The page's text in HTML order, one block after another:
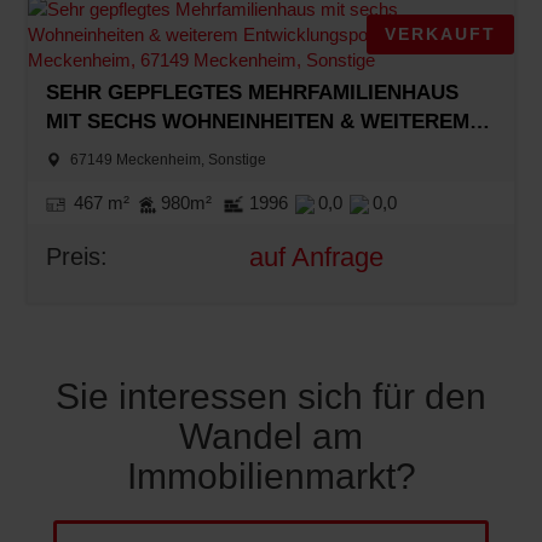
VERKAUFT
SEHR GEPFLEGTES MEHRFAMILIENHAUS
MIT SECHS WOHNEINHEITEN & WEITEREM
ENTWICKLUNGSPOTENZIAL IN MECKENHEIM
67149 Meckenheim, Sonstige
467 m² 980m² 1996 0,0 0,0
Preis: auf Anfrage
Sie interessen sich für den
Wandel am
Immobilienmarkt?